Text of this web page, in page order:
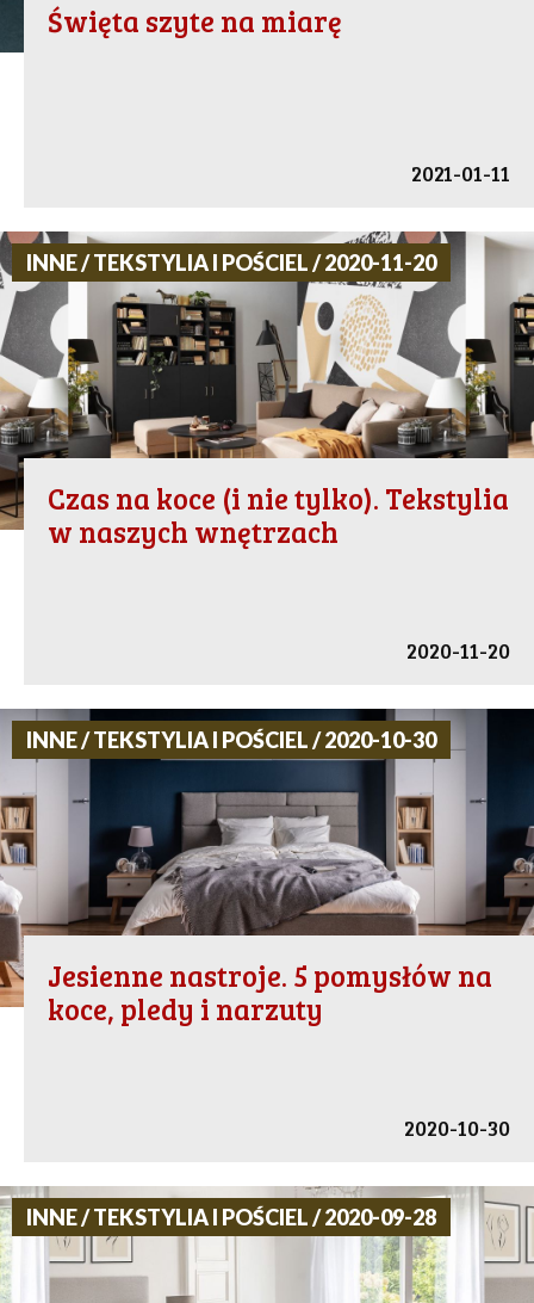
Święta szyte na miarę
2021-01-11
INNE / TEKSTYLIA I POŚCIEL / 2020-11-20
Czas na koce (i nie tylko). Tekstylia
w naszych wnętrzach
2020-11-20
INNE / TEKSTYLIA I POŚCIEL / 2020-10-30
Jesienne nastroje. 5 pomysłów na
koce, pledy i narzuty
2020-10-30
INNE / TEKSTYLIA I POŚCIEL / 2020-09-28